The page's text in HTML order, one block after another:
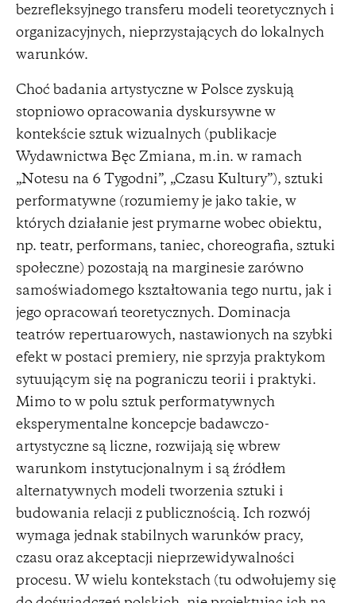
bezrefleksyjnego transferu modeli teoretycznych i
organizacyjnych, nieprzystających do lokalnych
warunków.
Choć badania artystyczne w Polsce zyskują
stopniowo opracowania dyskursywne w
kontekście sztuk wizualnych (publikacje
Wydawnictwa Bęc Zmiana, m.in. w ramach
„Notesu na 6 Tygodni”, „Czasu Kultury”), sztuki
performatywne (rozumiemy je jako takie, w
których działanie jest prymarne wobec obiektu,
np. teatr, performans, taniec, choreografia, sztuki
społeczne) pozostają na marginesie zarówno
samoświadomego kształtowania tego nurtu, jak i
jego opracowań teoretycznych. Dominacja
teatrów repertuarowych, nastawionych na szybki
efekt w postaci premiery, nie sprzyja praktykom
sytuującym się na pograniczu teorii i praktyki.
Mimo to w polu sztuk performatywnych
eksperymentalne koncepcje badawczo-
artystyczne są liczne, rozwijają się wbrew
warunkom instytucjonalnym i są źródłem
alternatywnych modeli tworzenia sztuki i
budowania relacji z publicznością. Ich rozwój
wymaga jednak stabilnych warunków pracy,
czasu oraz akceptacji nieprzewidywalności
procesu. W wielu kontekstach (tu odwołujemy się